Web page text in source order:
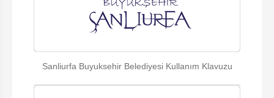
Sanliurfa Buyuksehir Belediyesi Kullanım Klavuzu